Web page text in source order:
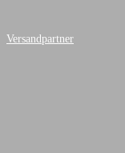
Versandpartner